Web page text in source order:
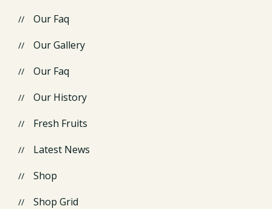
Our Faq
Our Gallery
Our Faq
Our History
Fresh Fruits
Latest News
Shop
Shop Grid